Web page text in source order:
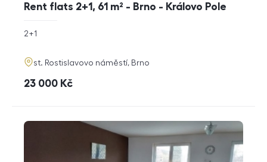
Rent flats 2+1, 61 m² - Brno - Královo Pole
rozměry
disposition
2+1
adresa
st. Rostislavovo náměstí, Brno
cena
23 000 Kč